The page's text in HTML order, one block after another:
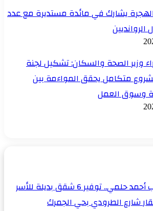
يشارك في مائدة مستديرة مع عدد
وزير الصحة والسكان: تشكيل لجنة
متكامل يحقق المواءمة بين
وسوق العمل
بتوجيهات النائب أحمد حلمي.. توفير 6 شقق بديلة للأسر
شارع الطرودي بحي الجمرك